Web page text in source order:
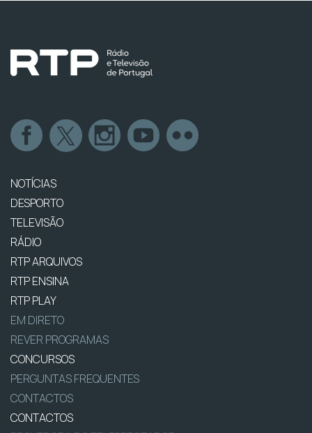
NOTÍCIAS
DESPORTO
TELEVISÃO
RÁDIO
RTP ARQUIVOS
RTP ENSINA
RTP PLAY
EM DIRETO
REVER PROGRAMAS
CONCURSOS
PERGUNTAS FREQUENTES
CONTACTOS
CONTACTOS